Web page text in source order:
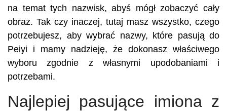
na temat tych nazwisk, abyś mógł zobaczyć cały
obraz. Tak czy inaczej, tutaj masz wszystko, czego
potrzebujesz, aby wybrać nazwy, które pasują do
Peiyi i mamy nadzieję, że dokonasz właściwego
wyboru zgodnie z własnymi upodobaniami i
potrzebami.
Najlepiej pasujące imiona z